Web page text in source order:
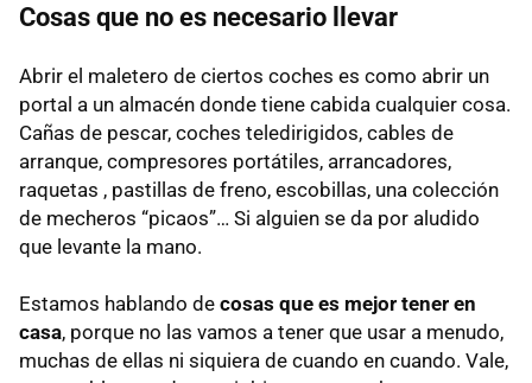
Cosas que no es necesario llevar
Abrir el maletero de ciertos coches es como abrir un
portal a un almacén donde tiene cabida cualquier cosa.
Cañas de pescar, coches teledirigidos, cables de
arranque, compresores portátiles, arrancadores,
raquetas , pastillas de freno, escobillas, una colección
de mecheros “picaos”… Si alguien se da por aludido
que levante la mano.
Estamos hablando de cosas que es mejor tener en
casa, porque no las vamos a tener que usar a menudo,
muchas de ellas ni siquiera de cuando en cuando. Vale,